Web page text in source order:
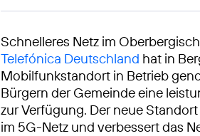
Schnelleres Netz im
Telefónica Deutschland hat in
Mobilfunkstandort in Betrieb
Bürgern der Gemeinde eine
zur Verfügung. Der neue
im 5G-Netz und verbessert das